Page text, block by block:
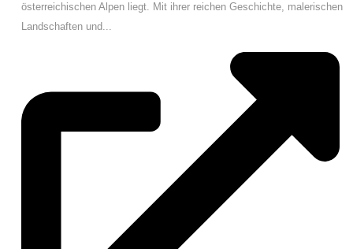
österreichischen Alpen liegt. Mit ihrer reichen Geschichte, malerischen
Landschaften und...